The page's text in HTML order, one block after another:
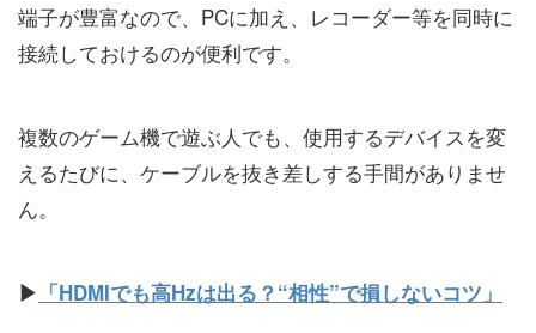
端子が豊富なので、PCに加え、レコーダー等を同時に
接続しておけるのが便利です。
複数のゲーム機で遊ぶ人でも、使用するデバイスを変
えるたびに、ケーブルを抜き差しする手間がありませ
ん。
▶ 「HDMIでも高Hzは出る？“相性”で損しないコツ」